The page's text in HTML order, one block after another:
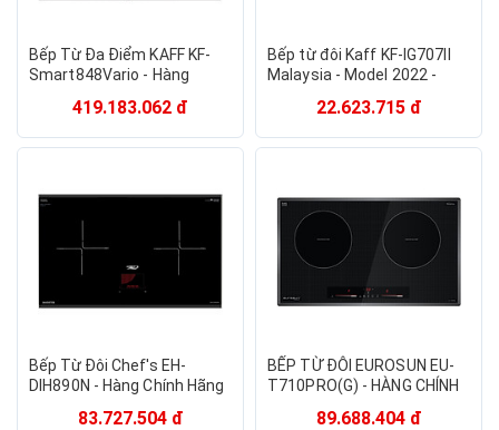
Bếp Từ Đa Điểm KAFF KF-
Smart848Vario - Hàng
419.183.062 đ
Bếp từ đôi Kaff KF-IG707II
Malaysia - Model 2022 -
22.623.715 đ
Bếp Từ Đôi Chef's EH-
DIH890N - Hàng Chính Hãng
83.727.504 đ
BẾP TỪ ĐÔI EUROSUN EU-
T710PRO(G) - HÀNG CHÍNH
89.688.404 đ